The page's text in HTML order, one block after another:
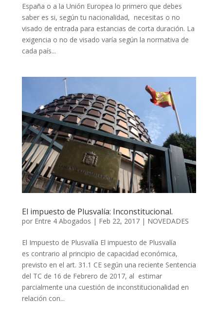
España o a la Unión Europea lo primero que debes
saber es si, según tu nacionalidad, necesitas o no
visado de entrada para estancias de corta duración. La
exigencia o no de visado varía según la normativa de
cada país...
El impuesto de Plusvalía: Inconstitucional.
por Entre 4 Abogados | Feb 22, 2017| NOVEDADES
El Impuesto de Plusvalía El impuesto de Plusvalía
es contrario al principio de capacidad económica,
previsto en el art. 31.1 CE según una reciente Sentencia
del TC de 16 de Febrero de 2017, al estimar
parcialmente una cuestión de inconstitucionalidad en
relación con...